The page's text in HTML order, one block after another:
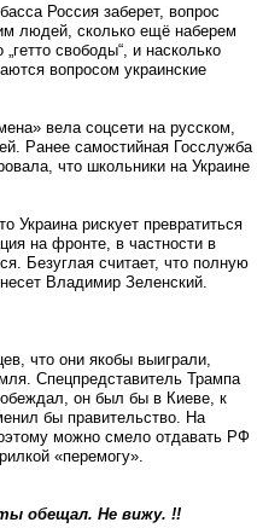
Россия заберет, вопрос
людей, сколько ещё наберем
свободы“, и насколько
вопросом украинские
вела соцсети на русском,
Ранее самостийная Госслужба
что школьники на Украине
Украина рискует превратиться
на фронте, в частности в
Безуглая считает, что полную
Владимир Зеленский.
что они якобы выиграли,
Спецпредставитель Трампа
он был бы в Киеве, к
бы правительство. На
можно смело отдавать РФ
«перемогу».
обещал. Не вижу. !!